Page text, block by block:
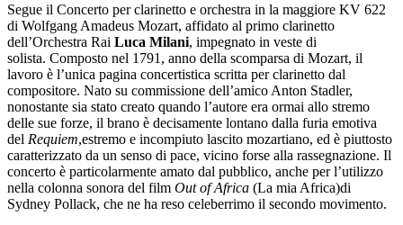
Segue il Concerto per clarinetto e orchestra in la maggiore KV 622
di Wolfgang Amadeus Mozart, affidato al primo clarinetto
dell’Orchestra Rai Luca Milani, impegnato in veste di
solista. Composto nel 1791, anno della scomparsa di Mozart, il
lavoro è l’unica pagina concertistica scritta per clarinetto dal
compositore. Nato su commissione dell’amico Anton Stadler,
nonostante sia stato creato quando l’autore era ormai allo stremo
delle sue forze, il brano è decisamente lontano dalla furia emotiva
del Requiem,estremo e incompiuto lascito mozartiano, ed è piuttosto
caratterizzato da un senso di pace, vicino forse alla rassegnazione. Il
concerto è particolarmente amato dal pubblico, anche per l’utilizzo
nella colonna sonora del film Out of Africa (La mia Africa)di
Sydney Pollack, che ne ha reso celeberrimo il secondo movimento.